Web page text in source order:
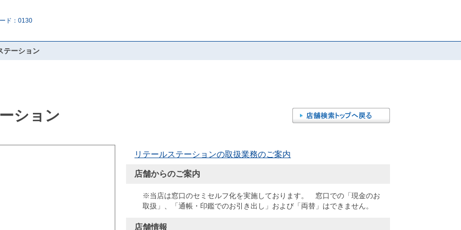
ド：0130
テーション
ション
リテールステーションの取扱業務のご案内
店舗からのご案内
※当店は窓口のセミセルフ化を実施しております。 窓口での「現金のお
取扱」、「通帳・印鑑でのお引き出し」および「両替」はできません。
店舗情報